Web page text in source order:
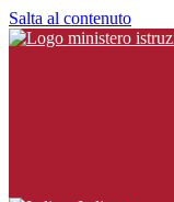
Salta al contenuto